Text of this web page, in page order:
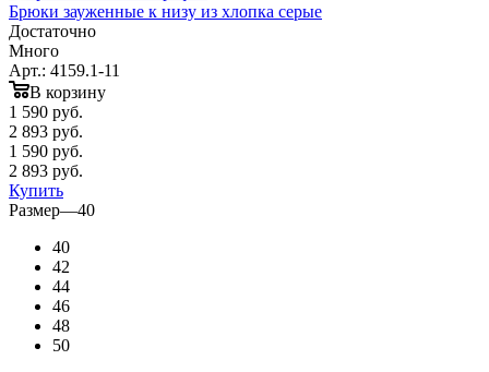
Брюки зауженные к низу из хлопка серые
Достаточно
Много
Арт.: 4159.1-11
В корзину
1 590 руб.
2 893 руб.
1 590 руб.
2 893 руб.
Купить
Размер—40
40
42
44
46
48
50